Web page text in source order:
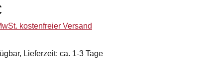
kostenfreier Versand
Lieferzeit: ca. 1-3 Tage